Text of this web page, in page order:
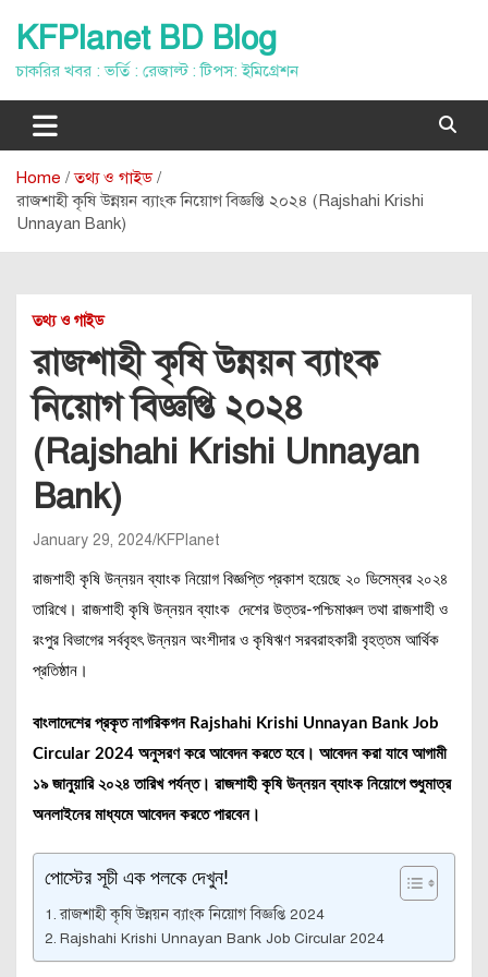
content
KFPlanet BD Blog
চাকরির খবর : ভর্তি : রেজাল্ট : টিপস: ইমিগ্রেশন
Home
তথ্য ও গাইড
রাজশাহী কৃষি উন্নয়ন ব্যাংক নিয়োগ বিজ্ঞপ্তি ২০২৪ (Rajshahi Krishi
Unnayan Bank)
তথ্য ও গাইড
রাজশাহী কৃষি উন্নয়ন ব্যাংক
নিয়োগ বিজ্ঞপ্তি ২০২৪
(Rajshahi Krishi Unnayan
Bank)
January 29, 2024 KFPlanet
রাজশাহী কৃষি উন্নয়ন ব্যাংক নিয়োগ বিজ্ঞপ্তি প্রকাশ হয়েছে ২০ ডিসেম্বর ২০২৪
তারিখে। রাজশাহী কৃষি উন্নয়ন ব্যাংক দেশের উত্তর-পশ্চিমাঞ্চল তথা রাজশাহী ও
রংপুর বিভাগের সর্ববৃহৎ উন্নয়ন অংশীদার ও কৃষিঋণ সরবরাহকারী বৃহত্তম আর্থিক
প্রতিষ্ঠান।
বাংলাদেশের প্রকৃত নাগরিকগন Rajshahi Krishi Unnayan Bank Job
Circular 2024 অনুসরণ করে আবেদন করতে হবে। আবেদন করা যাবে আগামী
১৯ জানুয়ারি ২০২৪ তারিখ পর্যন্ত। রাজশাহী কৃষি উন্নয়ন ব্যাংক নিয়োগে শুধুমাত্র
অনলাইনের মাধ্যমে আবেদন করতে পারবেন।
পোস্টের সূচী এক পলকে দেখুন!
রাজশাহী কৃষি উন্নয়ন ব্যাংক নিয়োগ বিজ্ঞপ্তি 2024
Rajshahi Krishi Unnayan Bank Job Circular 2024